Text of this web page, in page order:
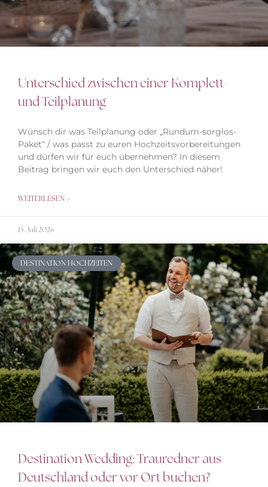
Unterschied zwischen einer Komplett-
und Teilplanung
Wünsch dir was Teilplanung oder „Rundum-sorglos-
Paket“ / was passt zu euren Hochzeitsvorbereitungen
und dürfen wir für euch übernehmen? In diesem
Beitrag bringen wir euch den Unterschied näher!
WEITERLESEN »
15. Juli 2026
DESTINATION HOCHZEITEN
Destination Wedding: Trauredner aus
Deutschland oder vor Ort buchen?